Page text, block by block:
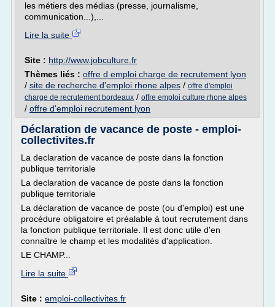
les métiers des médias (presse, journalisme,
communication...),...
Lire la suite
Site : http://www.jobculture.fr
Thèmes liés : offre d emploi charge de recrutement lyon
/ site de recherche d'emploi rhone alpes / offre d'emploi
charge de recrutement bordeaux / offre emploi culture rhone alpes
/ offre d'emploi recrutement lyon
Déclaration de vacance de poste - emploi-
collectivites.fr
La declaration de vacance de poste dans la fonction
publique territoriale
La declaration de vacance de poste dans la fonction
publique territoriale
La déclaration de vacance de poste (ou d'emploi) est une
procédure obligatoire et préalable à tout recrutement dans
la fonction publique territoriale. Il est donc utile d'en
connaître le champ et les modalités d'application.
LE CHAMP...
Lire la suite
Site : emploi-collectivites.fr